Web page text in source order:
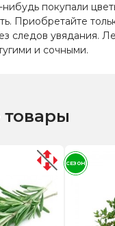
нибудь покупали
Приобретайте
следов увядания.
и сочными.
СЕЗОН